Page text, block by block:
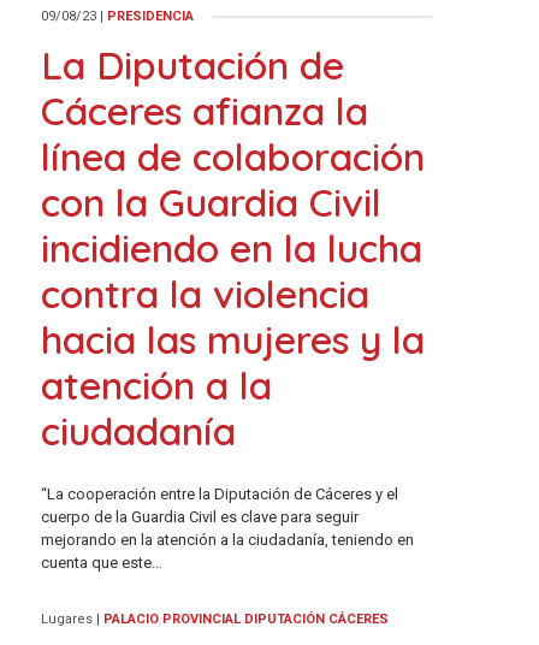
09/08/23 | PRESIDENCIA
La Diputación de
Cáceres afianza la
línea de colaboración
con la Guardia Civil
incidiendo en la lucha
contra la violencia
hacia las mujeres y la
atención a la
ciudadanía
“La cooperación entre la Diputación de Cáceres y el
cuerpo de la Guardia Civil es clave para seguir
mejorando en la atención a la ciudadanía, teniendo en
cuenta que este…
Lugares | PALACIO PROVINCIAL DIPUTACIÓN CÁCERES